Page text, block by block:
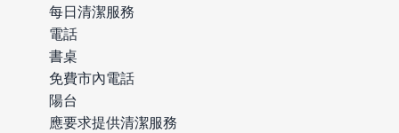
每日清潔服務
電話
書桌
免費市內電話
陽台
應要求提供清潔服務